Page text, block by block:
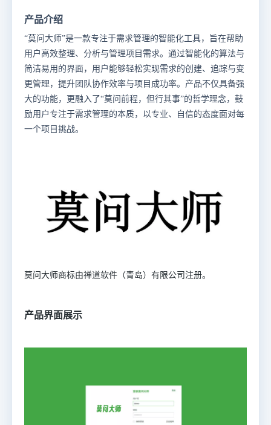
产品介绍
“莫问大师”是一款专注于需求管理的智能化工具，旨在帮助
用户高效整理、分析与管理项目需求。通过智能化的算法与
简洁易用的界面，用户能够轻松实现需求的创建、追踪与变
更管理，提升团队协作效率与项目成功率。产品不仅具备强
大的功能，更融入了“莫问前程，但行其事”的哲学理念，鼓
励用户专注于需求管理的本质，以专业、自信的态度面对每
一个项目挑战。
莫问大师商标由禅道软件（青岛）有限公司注册。
产品界面展示